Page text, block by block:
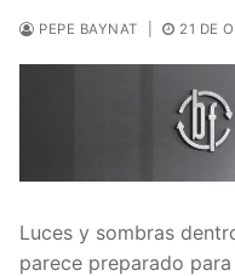
PEPE BAYNAT 21 DE
Luces y sombras
parece preparado